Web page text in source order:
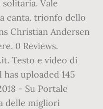
Vale
canta. trionfo dello
Christian Andersen
0 Reviews.
Testo e video di
uploaded 145
- Su Portale
delle migliori